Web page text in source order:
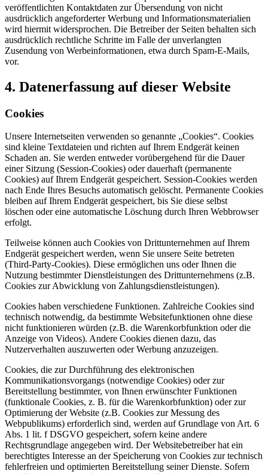
veröffentlichten Kontaktdaten zur Übersendung von nicht
ausdrücklich angeforderter Werbung und Informationsmaterialien
wird hiermit widersprochen. Die Betreiber der Seiten behalten sich
ausdrücklich rechtliche Schritte im Falle der unverlangten
Zusendung von Werbeinformationen, etwa durch Spam-E-Mails,
vor.
4. Datenerfassung auf dieser Website
Cookies
Unsere Internetseiten verwenden so genannte „Cookies“. Cookies
sind kleine Textdateien und richten auf Ihrem Endgerät keinen
Schaden an. Sie werden entweder vorübergehend für die Dauer
einer Sitzung (Session-Cookies) oder dauerhaft (permanente
Cookies) auf Ihrem Endgerät gespeichert. Session-Cookies werden
nach Ende Ihres Besuchs automatisch gelöscht. Permanente Cookies
bleiben auf Ihrem Endgerät gespeichert, bis Sie diese selbst
löschen oder eine automatische Löschung durch Ihren Webbrowser
erfolgt.
Teilweise können auch Cookies von Drittunternehmen auf Ihrem
Endgerät gespeichert werden, wenn Sie unsere Seite betreten
(Third-Party-Cookies). Diese ermöglichen uns oder Ihnen die
Nutzung bestimmter Dienstleistungen des Drittunternehmens (z.B.
Cookies zur Abwicklung von Zahlungsdienstleistungen).
Cookies haben verschiedene Funktionen. Zahlreiche Cookies sind
technisch notwendig, da bestimmte Websitefunktionen ohne diese
nicht funktionieren würden (z.B. die Warenkorbfunktion oder die
Anzeige von Videos). Andere Cookies dienen dazu, das
Nutzerverhalten auszuwerten oder Werbung anzuzeigen.
Cookies, die zur Durchführung des elektronischen
Kommunikationsvorgangs (notwendige Cookies) oder zur
Bereitstellung bestimmter, von Ihnen erwünschter Funktionen
(funktionale Cookies, z. B. für die Warenkorbfunktion) oder zur
Optimierung der Website (z.B. Cookies zur Messung des
Webpublikums) erforderlich sind, werden auf Grundlage von Art. 6
Abs. 1 lit. f DSGVO gespeichert, sofern keine andere
Rechtsgrundlage angegeben wird. Der Websitebetreiber hat ein
berechtigtes Interesse an der Speicherung von Cookies zur technisch
fehlerfreien und optimierten Bereitstellung seiner Dienste. Sofern